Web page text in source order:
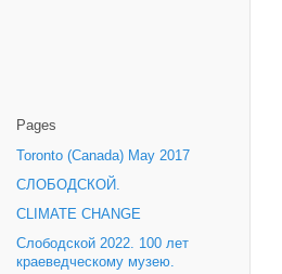
Pages
Toronto (Canada) May 2017
СЛОБОДСКОЙ.
CLIMATE CHANGE
Слободской 2022. 100 лет
краеведческому музею.